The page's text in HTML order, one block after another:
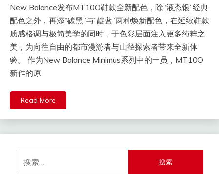
New Balance发布MT10O鞋款全新配色，除“液态银”经典
配色之外，再添“碳黑”与“靛蓝”两种焕新配色，在延续鞋款
质感格调与极简美学的同时，于色彩层面注入更多纯粹之
美，为向往自由的都市漫游者与山径探索者带来全新体
验。 作为New Balance Minimus系列中的一员，MT10O
新作的原
Read More
索：